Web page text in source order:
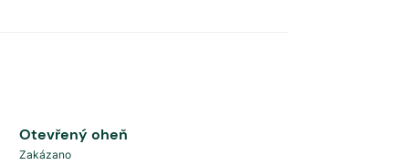
Otevřený oheň
Zakázano